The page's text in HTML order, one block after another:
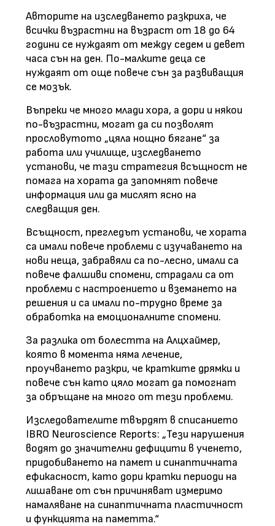
Авторите на изследването разкриха, че
всички възрастни на възраст от 18 до 64
години се нуждаят от между седем и девет
часа сън на ден. По-малките деца се
нуждаят от още повече сън за развиващия
се мозък.
Въпреки че много млади хора, а дори и някои
по-възрастни, могат да си позволят
прословутото „цяла нощно бягане“ за
работа или училище, изследването
установи, че тази стратегия всъщност не
помага на хората да запомнят повече
информация или да мислят ясно на
следващия ден.
Всъщност, прегледът установи, че хората
са имали повече проблеми с изучаването на
нови неща, забравяли са по-лесно, имали са
повече фалшиви спомени, страдали са от
проблеми с настроението и вземането на
решения и са имали по-трудно време за
обработка на емоционалните спомени.
За разлика от болестта на Алцхаймер,
която в момента няма лечение,
проучването разкри, че кратките дрямки и
повече сън като цяло могат да помогнат
за обръщане на много от тези проблеми.
Изследователите твърдят в списанието
IBRO Neuroscience Reports: „Тези нарушения
водят до значителни дефицити в ученето,
придобиването на памет и синаптичната
ефикасност, като дори кратки периоди на
лишаване от сън причиняват измеримо
намаляване на синаптичната пластичност
и функцията на паметта.“